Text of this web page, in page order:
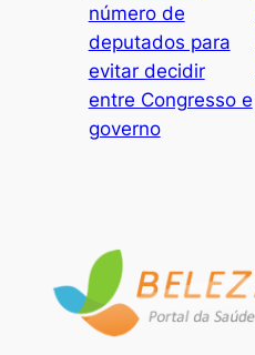
número de
deputados para
evitar decidir
entre Congresso e
governo